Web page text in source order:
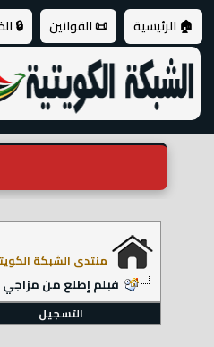
🏠 الرئيسية 📜 القوانين 🔒
منتدى الشبكة
فبلم إطلع من مزاجي hd
التسجيل